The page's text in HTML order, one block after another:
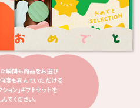
た瞬間も商品をお選び
度も喜んでいただける
ョン」ギフトセットを
でください。